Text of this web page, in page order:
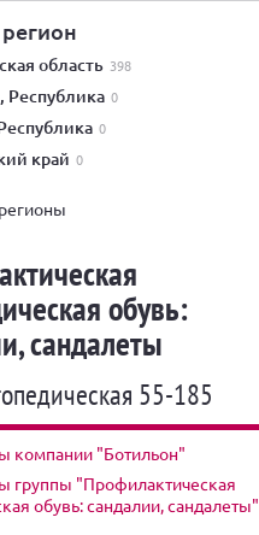
область 398
Республика 0
0
край 0
обувь:
сандалеты
55-185
компании "Ботильон"
группы "Профилактическая
обувь: сандалии, сандалеты"